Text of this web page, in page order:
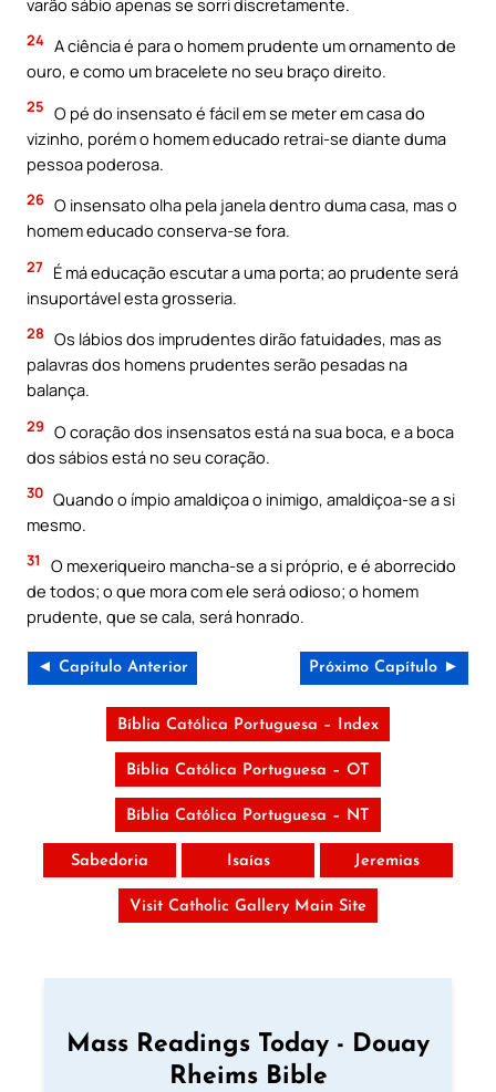
24 A ciência é para o homem prudente um ornamento de
ouro, e como um bracelete no seu braço direito.
25 O pé do insensato é fácil em se meter em casa do
vizinho, porém o homem educado retrai-se diante duma
pessoa poderosa.
26 O insensato olha pela janela dentro duma casa, mas o
homem educado conserva-se fora.
27 É má educação escutar a uma porta; ao prudente será
insuportável esta grosseria.
28 Os lábios dos imprudentes dirão fatuidades, mas as
palavras dos homens prudentes serão pesadas na
balança.
29 O coração dos insensatos está na sua boca, e a boca
dos sábios está no seu coração.
30 Quando o ímpio amaldiçoa o inimigo, amaldiçoa-se a si
mesmo.
31
O mexeriqueiro mancha-se a si próprio, e é aborrecido
de todos; o que mora com ele será odioso; o homem
prudente, que se cala, será honrado.
◄ Capítulo Anterior Próximo Capítulo ►
Bíblia Católica Portuguesa – Index
Bíblia Católica Portuguesa – OT
Bíblia Católica Portuguesa – NT
Sabedoria Isaías Jeremias
Visit Catholic Gallery Main Site
Mass Readings Today - Douay
Rheims Bible